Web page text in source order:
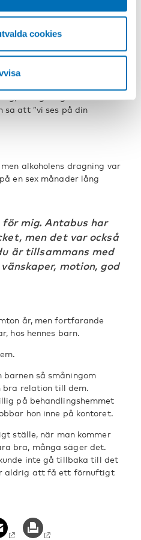
cookies
ta avstånd från henne,
två som hade kontakt
jag inte fick fira jul med
sa att ”vi ses på din
alkoholens dragning var
en sex månader lång
mig. Antabus har
men det var också
är tillsammans med
motion, god
år, men fortfarande
hos hennes barn.
så småningom
bra relation till dem.
på behandlingshemmet
hon inne på kontoret.
ställe, när man kommer
bra, många säger det.
inte gå tillbaka till det
aldrig att få ett förnuftigt